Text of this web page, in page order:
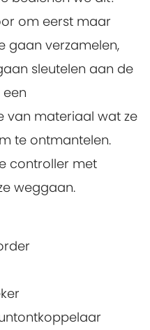
om eerst maar
gaan verzamelen,
sleutelen aan de
van materiaal wat ze
te ontmantelen.
controller met
weggaan.